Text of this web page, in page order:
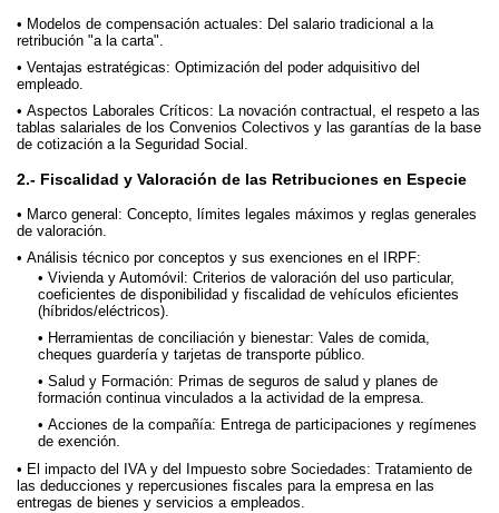
Modelos de compensación actuales: Del salario tradicional a la
retribución "a la carta".
Ventajas estratégicas: Optimización del poder adquisitivo del
empleado.
Aspectos Laborales Críticos: La novación contractual, el respeto a las
tablas salariales de los Convenios Colectivos y las garantías de la base
de cotización a la Seguridad Social.
2.- Fiscalidad y Valoración de las Retribuciones en Especie
Marco general: Concepto, límites legales máximos y reglas generales
de valoración.
Análisis técnico por conceptos y sus exenciones en el IRPF:
Vivienda y Automóvil: Criterios de valoración del uso particular,
coeficientes de disponibilidad y fiscalidad de vehículos eficientes
(híbridos/eléctricos).
Herramientas de conciliación y bienestar: Vales de comida,
cheques guardería y tarjetas de transporte público.
Salud y Formación: Primas de seguros de salud y planes de
formación continua vinculados a la actividad de la empresa.
Acciones de la compañía: Entrega de participaciones y regímenes
de exención.
El impacto del IVA y del Impuesto sobre Sociedades: Tratamiento de
las deducciones y repercusiones fiscales para la empresa en las
entregas de bienes y servicios a empleados.